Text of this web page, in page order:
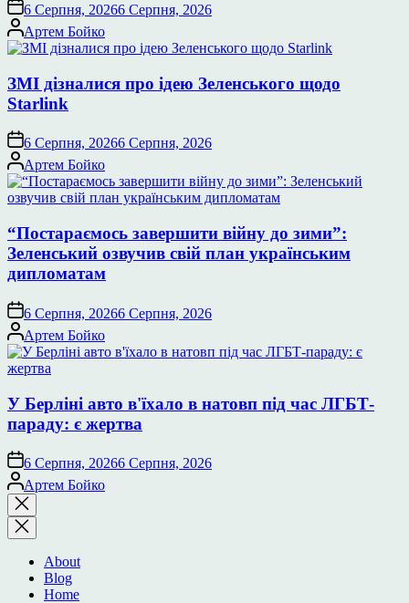
6 Серпня, 20266 Серпня, 2026
Опубліковано
Артем Бойко
ЗМІ дізналися про ідею Зеленського щодо
Starlink
6 Серпня, 20266 Серпня, 2026
Опубліковано
Артем Бойко
“Постараємось завершити війну до зими”:
Зеленський озвучив свій план українським
дипломатам
6 Серпня, 20266 Серпня, 2026
Опубліковано
Артем Бойко
У Берліні авто в'їхало в натовп під час ЛГБТ-
параду: є жертва
6 Серпня, 20266 Серпня, 2026
Опубліковано
Артем Бойко
Закрити
пошук
About
Blog
Home